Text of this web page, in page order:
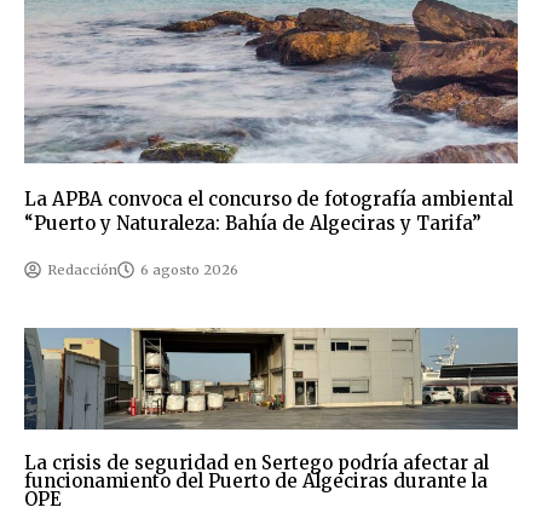
La APBA convoca el concurso de fotografía ambiental
“Puerto y Naturaleza: Bahía de Algeciras y Tarifa”
Redacción 6 agosto 2026
La crisis de seguridad en Sertego podría afectar al
funcionamiento del Puerto de Algeciras durante la
OPE